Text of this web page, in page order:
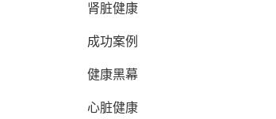
肾脏健康
成功案例
健康黑幕
心脏健康